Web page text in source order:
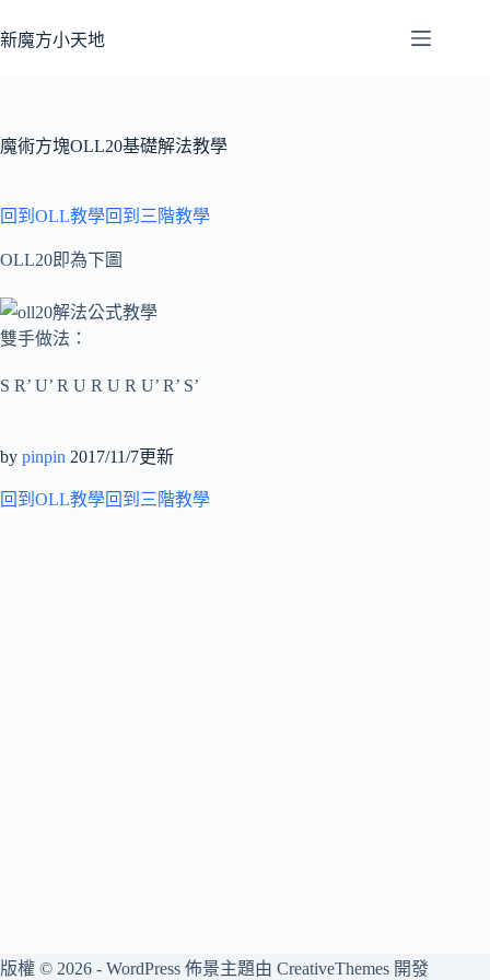
至
容
新魔方小天地
魔術方塊OLL20基礎解法教學
回到OLL教學回到三階教學
OLL20即為下圖
雙手做法：
S R’ U’ R U R U R U’ R’ S’
by pinpin 2017/11/7更新
回到OLL教學回到三階教學
版權 © 2026 - WordPress 佈景主題由 CreativeThemes 開發